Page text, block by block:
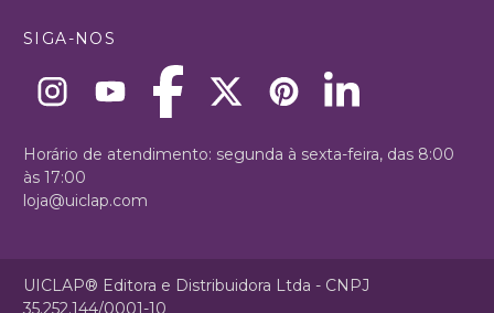
SIGA-NOS
Horário de atendimento: segunda à sexta-feira, das 8:00
às 17:00
loja@uiclap.com
UICLAP® Editora e Distribuidora Ltda - CNPJ
35.252.144/0001-10